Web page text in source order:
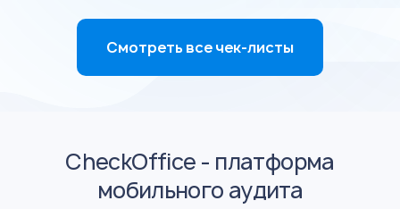
Смотреть все чек-листы
CheckOffice - платформа
мобильного аудита